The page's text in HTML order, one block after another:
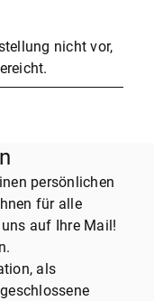
nicht vor,
persönlichen
für alle
auf Ihre Mail!
als